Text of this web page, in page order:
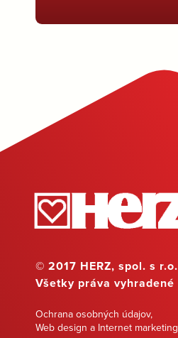
© 2017 HERZ, spol. s r.o.
Všetky práva vyhradené
Ochrana osobných údajov,
Web design a Internet marketing